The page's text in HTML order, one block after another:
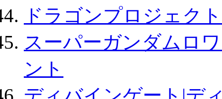
ドラゴンプロジェク
スーパーガンダムロ
ント